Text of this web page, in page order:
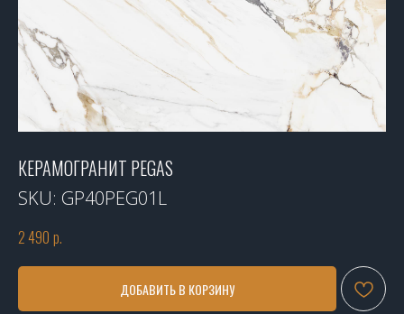
КЕРАМОГРАНИТ PEGAS
SKU: GP40PEG01L
2 490 р.
ДОБАВИТЬ В КОРЗИНУ